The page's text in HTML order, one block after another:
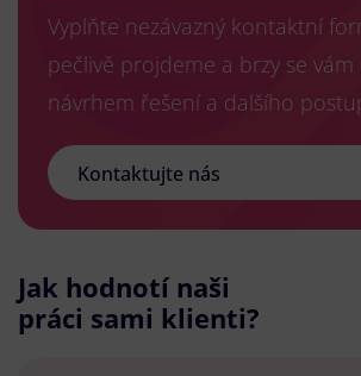
Vyplňte nezávazný kontaktní
pečlivě projdeme a brzy se vám
návrhem řešení a dalšího
Kontaktujte nás
Jak hodnotí naši
práci sami klienti?